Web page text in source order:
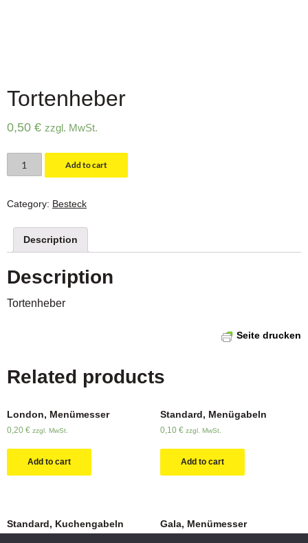
Tortenheber
0,50 € zzgl. MwSt.
Tortenheber
quantity
Add to cart
Category: Besteck
Description
Description
Tortenheber
Seite drucken
Related products
London, Menümesser
0,20 € zzgl. MwSt.
Add to cart
Standard, Menügabeln
0,10 € zzgl. MwSt.
Add to cart
Standard, Kuchengabeln Gala, Menümesser